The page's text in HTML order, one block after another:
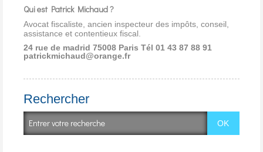
Qui est Patrick Michaud ?
Avocat fiscaliste, ancien inspecteur des impôts, conseil,
assistance et contentieux fiscal.
24 rue de madrid 75008 Paris Tél 01 43 87 88 91
patrickmichaud@orange.fr
Rechercher